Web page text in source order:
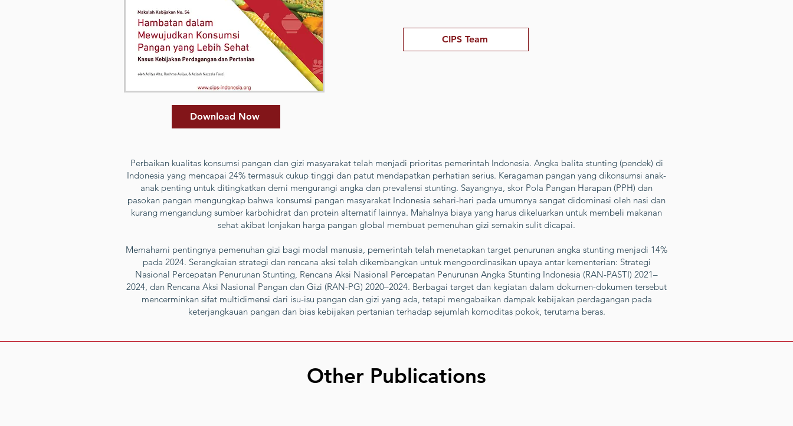
CIPS Team
Download Now
Perbaikan kualitas konsumsi pangan dan gizi masyarakat telah menjadi prioritas pemerintah Indonesia. Angka balita stunting (pendek) di
Indonesia yang mencapai 24% termasuk cukup tinggi dan patut mendapatkan perhatian serius. Keragaman pangan yang dikonsumsi anak-
anak penting untuk ditingkatkan demi mengurangi angka dan prevalensi stunting. Sayangnya, skor Pola Pangan Harapan (PPH) dan
pasokan pangan mengungkap bahwa konsumsi pangan masyarakat Indonesia sehari-hari pada umumnya sangat didominasi oleh nasi dan
kurang mengandung sumber karbohidrat dan protein alternatif lainnya. Mahalnya biaya yang harus dikeluarkan untuk membeli makanan
sehat akibat lonjakan harga pangan global membuat pemenuhan gizi semakin sulit dicapai.
Memahami pentingnya pemenuhan gizi bagi modal manusia, pemerintah telah menetapkan target penurunan angka stunting menjadi 14%
pada 2024. Serangkaian strategi dan rencana aksi telah dikembangkan untuk mengoordinasikan upaya antar kementerian: Strategi
Nasional Percepatan Penurunan Stunting, Rencana Aksi Nasional Percepatan Penurunan Angka Stunting Indonesia (RAN-PASTI) 2021–
2024, dan Rencana Aksi Nasional Pangan dan Gizi (RAN-PG) 2020–2024. Berbagai target dan kegiatan dalam dokumen-dokumen tersebut
mencerminkan sifat multidimensi dari isu-isu pangan dan gizi yang ada, tetapi mengabaikan dampak kebijakan perdagangan pada
keterjangkauan pangan dan bias kebijakan pertanian terhadap sejumlah komoditas pokok, terutama beras.
Other Publications